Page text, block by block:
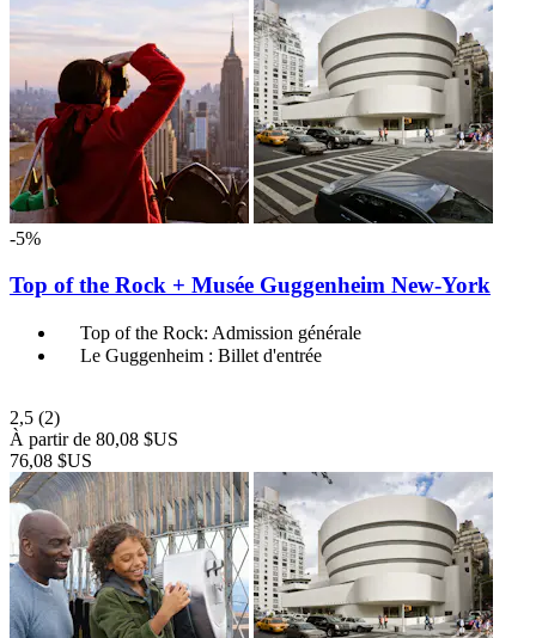
-5%
Top of the Rock + Musée Guggenheim New-York
Top of the Rock: Admission générale
Le Guggenheim : Billet d'entrée
2,5 (2)
À partir de 80,08 $US
76,08 $US